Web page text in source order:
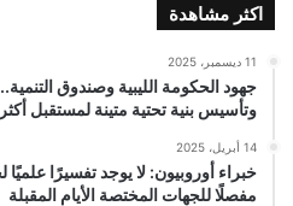
اكثر مشاهدة
11 ديسمبر، 2025
جهود الحكومة الليبية وصندوق
وتأسيس بنية تحتية متينة لمستقبل
14 أبريل، 2025
خبراء أوروبيون: لا يوجد تفسيرًا
مفصلًا للجهات المختصة الأيام المقبلة